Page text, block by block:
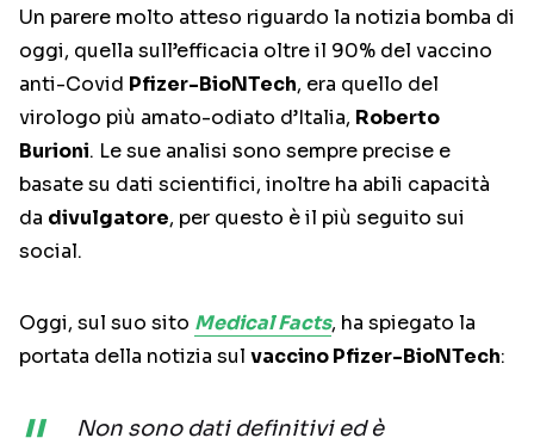
Un parere molto atteso riguardo la notizia bomba di
oggi, quella sull’efficacia oltre il 90% del vaccino
anti-Covid Pfizer-BioNTech, era quello del
virologo più amato-odiato d’Italia, Roberto
Burioni. Le sue analisi sono sempre precise e
basate su dati scientifici, inoltre ha abili capacità
da divulgatore, per questo è il più seguito sui
social.
Oggi, sul suo sito Medical Facts, ha spiegato la
portata della notizia sul vaccino Pfizer-BioNTech:
Non sono dati definitivi ed è